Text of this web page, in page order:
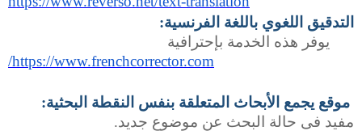
التدقيق اللغوي باللغة الفرنسية:
يوفر هذه الخدمة بإحترافية
https://www.frenchcorrector.com/
موقع يجمع الأبحاث المتعلقة بنفس النقطة البحثية:
مفيد فى حالة البحث عن موضوع جديد.